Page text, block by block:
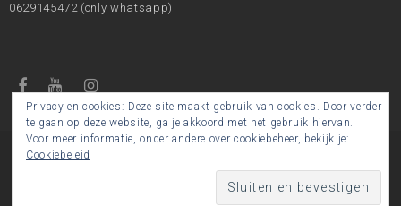
0629145472 (only whatsapp)
Privacy en cookies: Deze site maakt gebruik van cookies. Door verder
te gaan op deze website, ga je akkoord met het gebruik hiervan.
Voor meer informatie, onder andere over cookiebeheer, bekijk je:
Cookiebeleid